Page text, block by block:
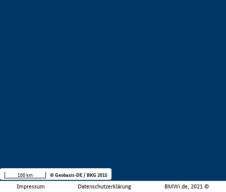
Impressum Datenschutzerklärung BMWi.de, 2021 ©
100 km © Geobasis-DE / BKG 2015